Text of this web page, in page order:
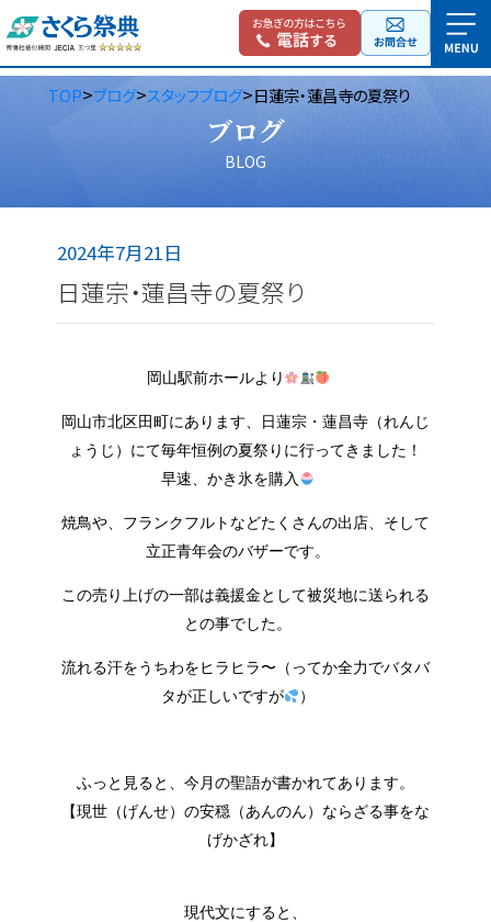
TOP>ブログ>スタッフブログ>日蓮宗・蓮昌寺の夏祭り
ブログ
BLOG
2024年7月21日
日蓮宗・蓮昌寺の夏祭り
岡山駅前ホールより
岡山市北区田町にあります、日蓮宗・蓮昌寺（れんじ
ょうじ）にて毎年恒例の夏祭りに行ってきました！
早速、かき氷を購入
焼鳥や、フランクフルトなどたくさんの出店、そして
立正青年会のバザーです。
この売り上げの一部は義援金として被災地に送られる
との事でした。
流れる汗をうちわをヒラヒラ〜（ってか全力でバタバ
タが正しいですが
）
ふっと見ると、今月の聖語が書かれてあります。
【現世（げんせ）の安穏（あんのん）ならざる事をな
げかざれ】
現代文にすると、